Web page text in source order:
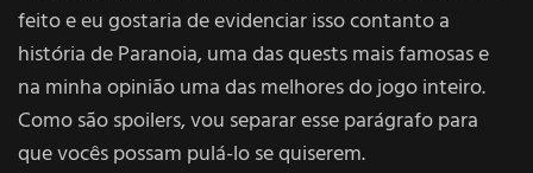
feito e eu gostaria de evidenciar isso contanto a
história de Paranoia, uma das quests mais famosas e
na minha opinião uma das melhores do jogo inteiro.
Como são spoilers, vou separar esse parágrafo para
que vocês possam pulá-lo se quiserem.